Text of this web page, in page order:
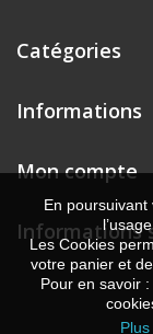
Catégories
Informations
Mon compte
Informations
En
Les Cookies
votre panier et
Pour en savoir